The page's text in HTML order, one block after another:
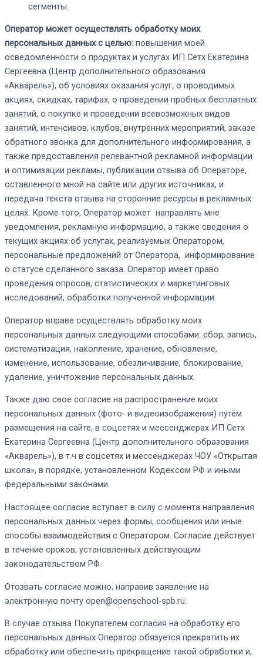
сегменты.
Оператор может осуществлять обработку моих
персональных данных с целью: повышения моей
осведомленности о продуктах и услугах ИП Сетх Екатерина
Сергеевна (Центр дополнительного образования
«Акварель»), об условиях оказания услуг, о проводимых
акциях, скидках, тарифах, о проведении пробных бесплатных
занятий, о покупке и проведении всевозможных видов
занятий, интенсивов, клубов, внутренних мероприятий, заказе
обратного звонка для дополнительного информирования, а
также предоставления релевантной рекламной информации
и оптимизации рекламы, публикации отзыва об Операторе,
оставленного мной на сайте или других источниках, и
передача текста отзыва на сторонние ресурсы в рекламных
целях. Кроме того, Оператор может направлять мне
уведомления, рекламную информацию, а также сведения о
текущих акциях об услугах, реализуемых Оператором,
персональные предложений от Оператора, информирование
о статусе сделанного заказа. Оператор имеет право
проведения опросов, статистических и маркетинговых
исследований, обработки полученной информации.
Оператор вправе осуществлять обработку моих
персональных данных следующими способами: сбор, запись,
систематизация, накопление, хранение, обновление,
изменение, использование, обезличивание, блокирование,
удаление, уничтожение персональных данных.
Также даю свое согласие на распространение моих
персональных данных (фото- и видеоизображения) путём
размещения на сайте, в соцсетях и мессенджерах ИП Сетх
Екатерина Сергеевна (Центр дополнительного образования
«Акварель»), в т.ч в соцсетях и мессенджерах ЧОУ «Открытая
школа», в порядке, установленном Кодексом РФ и иными
федеральными законами.
Настоящее согласие вступает в силу с момента направления
персональных данных через формы, сообщения или иные
способы взаимодействия с Оператором. Согласие действует
в течение сроков, установленных действующим
законодательством РФ.
Отозвать согласие можно, направив заявление на
электронную почту open@openschool-spb.ru.
В случае отзыва Покупателем согласия на обработку его
персональных данных Оператор обязуется прекратить их
обработку или обеспечить прекращение такой обработки и,